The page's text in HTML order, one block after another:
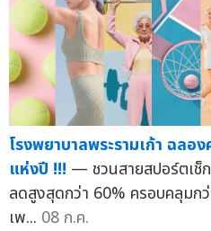
โรงพยาบาลพระรามเก้า ฉลอ
แห่งปี !!! — ชวนสายสปอร์ตเช็
ลดสูงสุดกว่า 60% ครอบคลุมก
เพ... 08 ก.ค.